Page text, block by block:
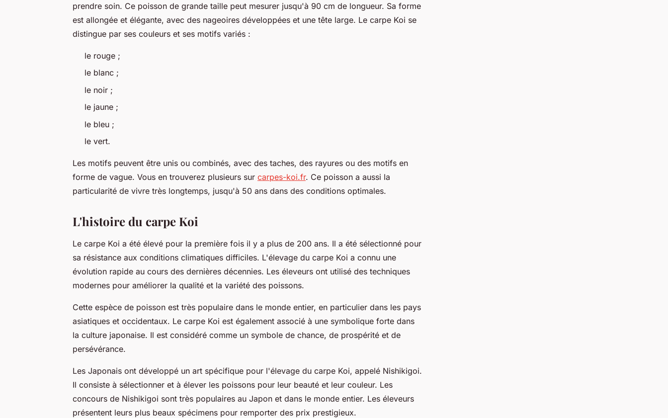
prendre soin. Ce poisson de grande taille peut mesurer jusqu'à 90 cm de longueur. Sa forme
est allongée et élégante, avec des nageoires développées et une tête large. Le carpe Koi se
distingue par ses couleurs et ses motifs variés :
le rouge ;
le blanc ;
le noir ;
le jaune ;
le bleu ;
le vert.
Les motifs peuvent être unis ou combinés, avec des taches, des rayures ou des motifs en
forme de vague. Vous en trouverez plusieurs sur carpes-koi.fr. Ce poisson a aussi la
particularité de vivre très longtemps, jusqu'à 50 ans dans des conditions optimales.
L'histoire du carpe Koi
Le carpe Koi a été élevé pour la première fois il y a plus de 200 ans. Il a été sélectionné pour
sa résistance aux conditions climatiques difficiles. L'élevage du carpe Koi a connu une
évolution rapide au cours des dernières décennies. Les éleveurs ont utilisé des techniques
modernes pour améliorer la qualité et la variété des poissons.
Cette espèce de poisson est très populaire dans le monde entier, en particulier dans les pays
asiatiques et occidentaux. Le carpe Koi est également associé à une symbolique forte dans
la culture japonaise. Il est considéré comme un symbole de chance, de prospérité et de
persévérance.
Les Japonais ont développé un art spécifique pour l'élevage du carpe Koi, appelé Nishikigoi.
Il consiste à sélectionner et à élever les poissons pour leur beauté et leur couleur. Les
concours de Nishikigoi sont très populaires au Japon et dans le monde entier. Les éleveurs
présentent leurs plus beaux spécimens pour remporter des prix prestigieux.